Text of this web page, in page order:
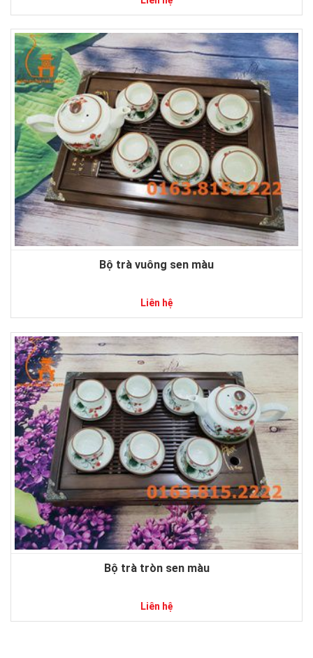
Bộ trà vuông sen màu
Liên hệ
Bộ trà tròn sen màu
Liên hệ